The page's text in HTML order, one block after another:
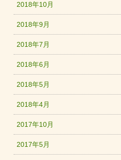
2018年10月
2018年9月
2018年7月
2018年6月
2018年5月
2018年4月
2017年10月
2017年5月